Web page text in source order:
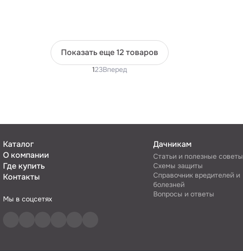
Показать еще 12 товаров
123Вперед
Каталог
О компании
Где купить
Контакты
Мы в соцсетях
Дачникам
Статьи и полезные советы
Схемы защиты
Справочник вредителей и
болезней
Вопросы и ответы